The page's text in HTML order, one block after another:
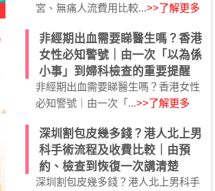
宮、無痛人流費用比較...>>了解更多
非經期出血需要睇醫生嗎？香港
女性必知警號｜由一次「以為係
小事」到婦科檢查的重要提醒
非經期出血需要睇醫生嗎？香港女性
必知警號｜由一次「...>>了解更多
深圳割包皮幾多錢？港人北上男
科手術流程及收費比較｜由預
約、檢查到恢復一次講清楚
深圳割包皮幾多錢？港人北上男科手